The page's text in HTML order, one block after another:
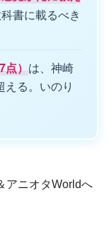
書に載るべき
） は、神崎
る。いのり
アニオタWorldへ